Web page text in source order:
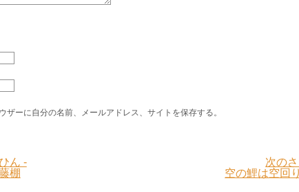
ザーに自分の名前、メールアドレス、サイトを保存する。
ん -
棚
次の
空の鯉は空回